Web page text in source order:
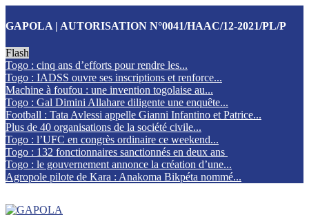
GAPOLA | AUTORISATION N°0041/HAAC/12-2021/PL/P
Flash
Togo : cinq ans d’efforts pour rendre les...
Togo : IADSS ouvre ses inscriptions et renforce...
Machine à foufou : une invention togolaise au...
Togo : Gal Dimini Allahare diligente une enquête...
Football : Tata Avlessi appelle Gianni Infantino et Patrice...
Plus de 40 organisations de la société civile...
Togo : l’UFC en congrès ordinaire ce weekend...
Togo : 132 fonctionnaires sanctionnés en deux ans
Togo : le gouvernement annonce la création d’une...
Agropole pilote de Kara : Anakoma Bikpéta nommé...